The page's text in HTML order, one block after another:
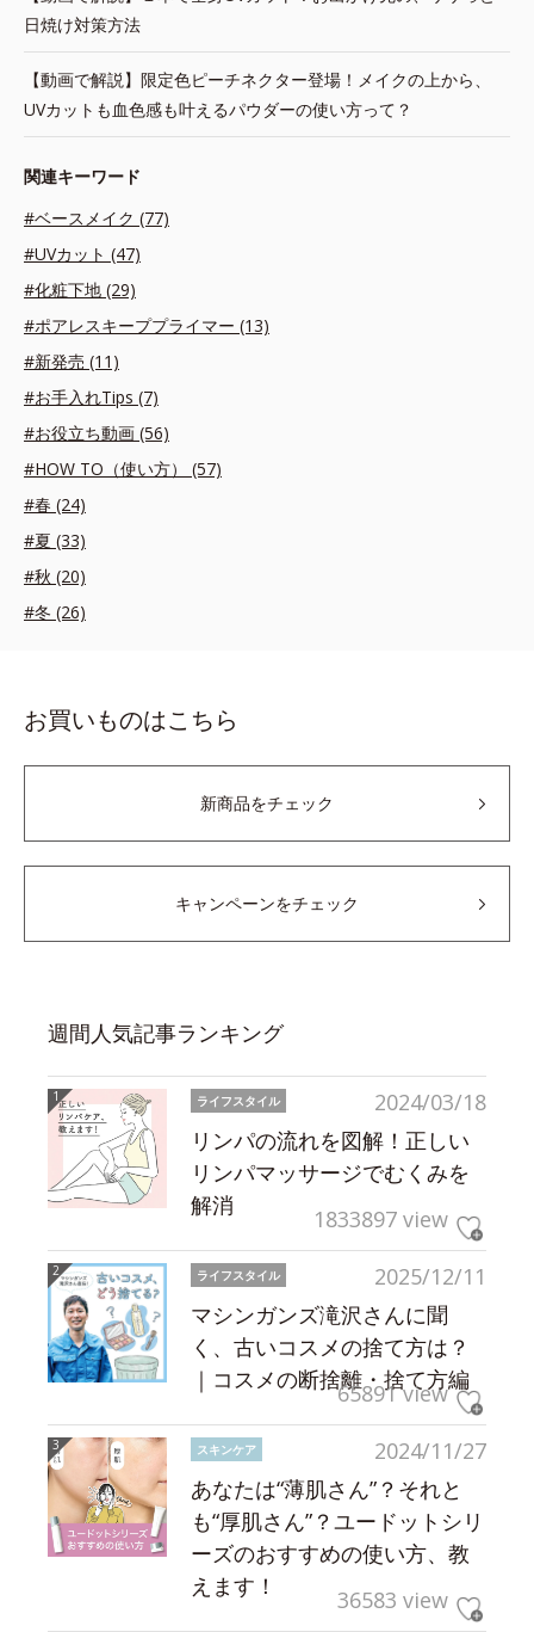
日焼け対策方法
【動画で解説】限定色ピーチネクター登場！メイクの上から、
UVカットも血色感も叶えるパウダーの使い方って？
関連キーワード
#ベースメイク (77)
#UVカット (47)
#化粧下地 (29)
#ポアレスキーププライマー (13)
#新発売 (11)
#お手入れTips (7)
#お役立ち動画 (56)
#HOW TO（使い方） (57)
#春 (24)
#夏 (33)
#秋 (20)
#冬 (26)
お買いものはこちら
新商品をチェック
キャンペーンをチェック
週間人気記事ランキング
2024/03/18
ライフスタイル
リンパの流れを図解！正しい
リンパマッサージでむくみを
解消
1833897 view
2025/12/11
ライフスタイル
マシンガンズ滝沢さんに聞
く、古いコスメの捨て方は？
｜コスメの断捨離・捨て方編
65891 view
2024/11/27
スキンケア
あなたは“薄肌さん”？それと
も“厚肌さん”？ユードットシリ
ーズのおすすめの使い方、教
えます！
36583 view